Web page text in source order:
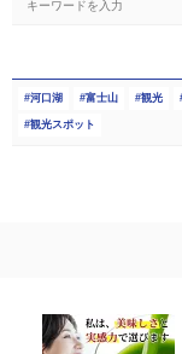
河口湖 富士山 観光
観光スポット